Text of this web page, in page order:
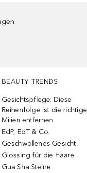
BEAUTY TRENDS
Gesichtspflege: Diese
Reihenfolge ist die richtige
Milien entfernen
EdP, EdT & Co.
Geschwollenes Gesicht
Glossing für die Haare
Gua Sha Steine